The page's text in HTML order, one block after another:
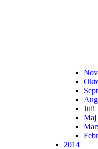
Juli
Maj
2014